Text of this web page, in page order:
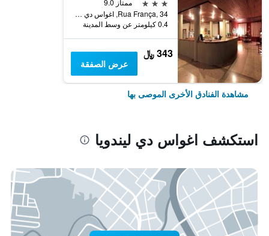
ممتاز 9.0
Rua França, 34, اغواس دي ليندويا, البرازيل
0.4 كيلومتر عن وسط المدينة
343 ﷼
عرض الصفقة
مشاهدة الفنادق الأخرى الموصى بها
استكشف اغواس دي ليندويا